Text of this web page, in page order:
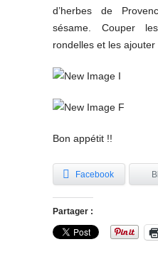
d’herbes de
sésame. Couper
rondelles et les ajouter
Bon appétit !!
Facebook
Partager :